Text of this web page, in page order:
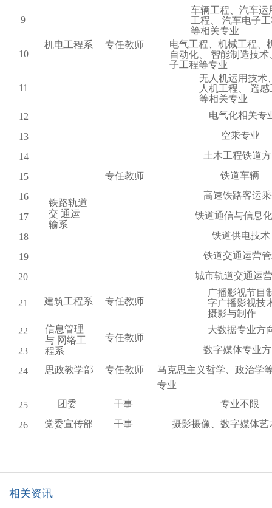
9
机电工程系 专任教师
车辆工程、汽车运
工程、
汽车电子
等相关专业
10
电气工程、机械工程、
自动化、
智能制造技术
子工程等专业
11
无人机运用技术
人机工程、
遥感
等相关专业
12
铁路轨道
交 通运
输系
专任教师
电气化相关专
13 空乘专业
14 土木工程铁道
15 铁道车辆
16 高速铁路客运
17 铁道通信与信息
18 铁道供电技术
19 铁道交通运营
20 城市轨道交通运
21 建筑工程系 专任教师
广播影视节目
字广播影视技
摄影与制作
22
信息管理
与 网络工
程系
专任教师
大数据专业方
23 数字媒体专业
24 思政教学部 专任教师
马克思主义哲学、政治学
专业
25
团委 干事 专业不限
26 党委宣传部 干事 摄影摄像、数字媒体艺
相关资讯